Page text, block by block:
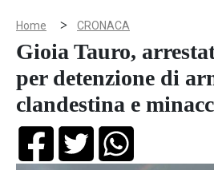
Home > CRONACA
Gioia Tauro,
per detenzione di
clandestina e